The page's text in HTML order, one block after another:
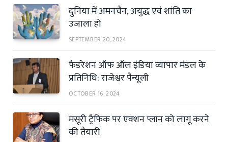
दुनिया में अमनचैन, अयुद्ध एवं शांति का
उजाला हो
SEPTEMBER 20, 2024
फैडरेशन ऑफ ऑल इंडिया व्यापार मंडल के
प्रतिनिधि: राजेश्वर पैन्यूली
OCTOBER 16, 2024
मसूरी ट्रैफिक पर एक्शन प्लान को लागू करने
की तैयारी